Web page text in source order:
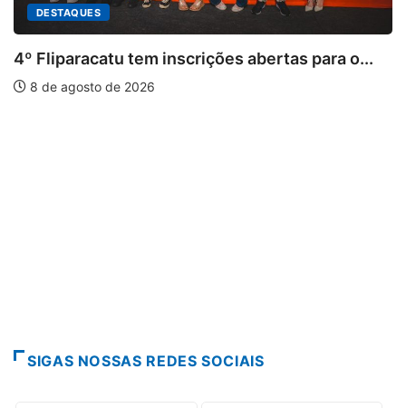
abertas para o...
SIGAS NOSSAS REDES SOCIAIS